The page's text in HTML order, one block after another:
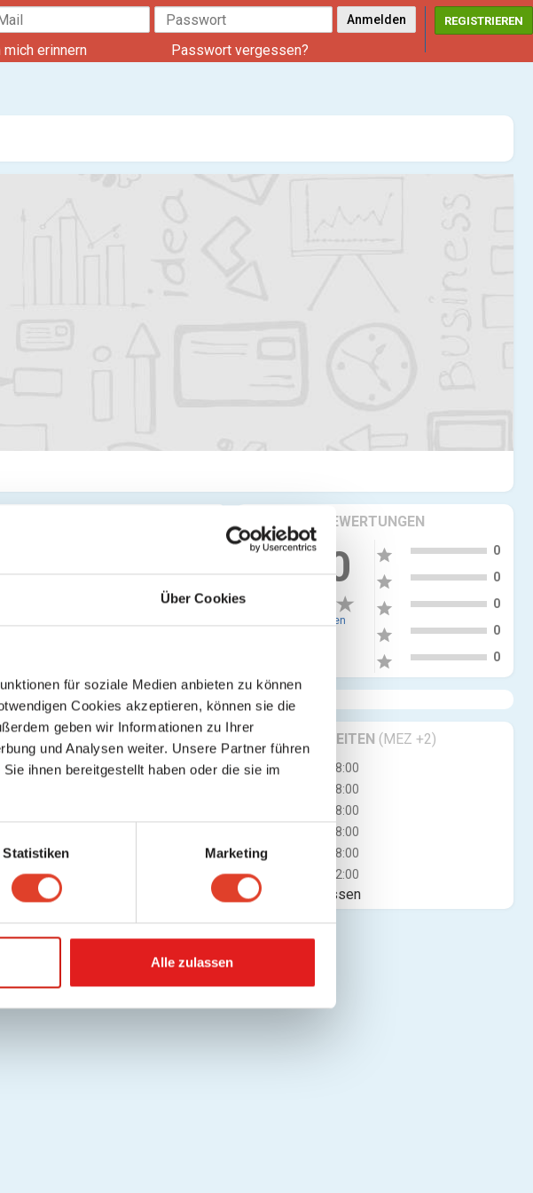
Über Cookies
für soziale Medien anbieten zu können
Cookies akzeptieren, können sie die
geben wir Informationen zu Ihrer
und Analysen weiter. Unsere Partner führen
ihnen bereitgestellt haben oder die sie im
Statistiken Marketing
Alle zulassen
mich erinnern Passwort vergessen?
REGISTRIEREN
KRITIKEN & BEWERTUNGEN
0.00
0 Bewertungen
star 0
star 0
star 0
star 0
star 0
GESCHÄFTSZEITEN (MEZ +2)
Mo
08:00 - 18:00
08:00 - 18:00
08:00 - 18:00
08:00 - 18:00
Fr
08:00 - 18:00
Sa
08:00 - 12:00
Jetzt geschlossen